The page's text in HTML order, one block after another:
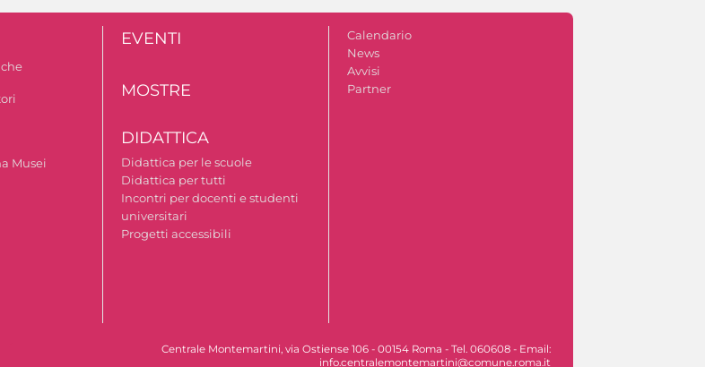
Musei
EVENTI
MOSTRE
DIDATTICA
Didattica per le scuole
Didattica per tutti
Incontri per docenti e studenti
universitari
Progetti accessibili
Calendario
News
Avvisi
Partner
Centrale Montemartini, via Ostiense 106 - 00154 Roma - Tel. 060608 - Email:
info.centralemontemartini@comune.roma.it